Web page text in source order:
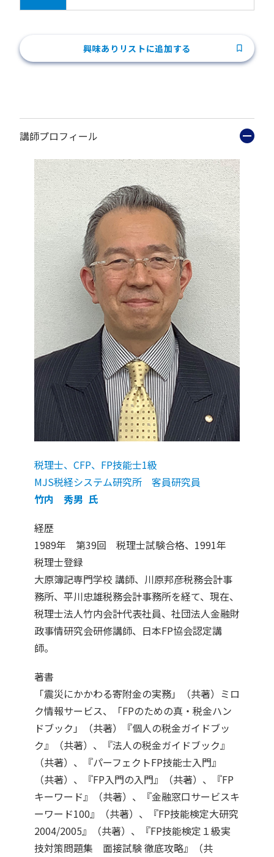
興味ありリストに追加する
講師プロフィール
税理士、CFP、FP技能士1級
MJS税経システム研究所 客員研究員
竹内 秀男 氏
経歴
1989年 第39回 税理士試験合格、1991年
税理士登録
大原簿記専門学校 講師、川原邦彦税務会計事
務所、平川忠雄税務会計事務所を経て、現在、
税理士法人竹内会計代表社員、社団法人金融財
政事情研究会研修講師、日本FP協会認定講
師。
著書
「震災にかかわる寄附金の実務」（共著）ミロ
ク情報サービス、「FPのための真・税金ハン
ドブック」（共著）『個人の税金ガイドブッ
ク』（共著）、『法人の税金ガイドブック』
（共著）、『パーフェクトFP技能士入門』
（共著）、『FP入門の入門』（共著）、『FP
キーワード』（共著）、『金融窓口サービスキ
ーワード100』（共著）、『FP技能検定大研究
2004/2005』（共著）、『FP技能検定１級実
技対策問題集 面接試験 徹底攻略』（共